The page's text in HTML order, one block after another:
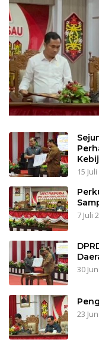
15
7 Juli
30
23